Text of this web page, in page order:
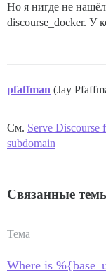
Но я нигде не
discourse_docker. У
pfaffman (Jay
См. Serve Discourse
subdomain
Связанные
Тема
Where is